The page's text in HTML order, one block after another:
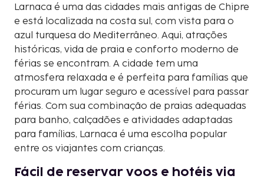
Larnaca é uma das cidades mais antigas de Chipre
e está localizada na costa sul, com vista para o
azul turquesa do Mediterrâneo. Aqui, atrações
históricas, vida de praia e conforto moderno de
férias se encontram. A cidade tem uma
atmosfera relaxada e é perfeita para famílias que
procuram um lugar seguro e acessível para passar
férias. Com sua combinação de praias adequadas
para banho, calçadões e atividades adaptadas
para famílias, Larnaca é uma escolha popular
entre os viajantes com crianças.
Fácil de reservar voos e hotéis via